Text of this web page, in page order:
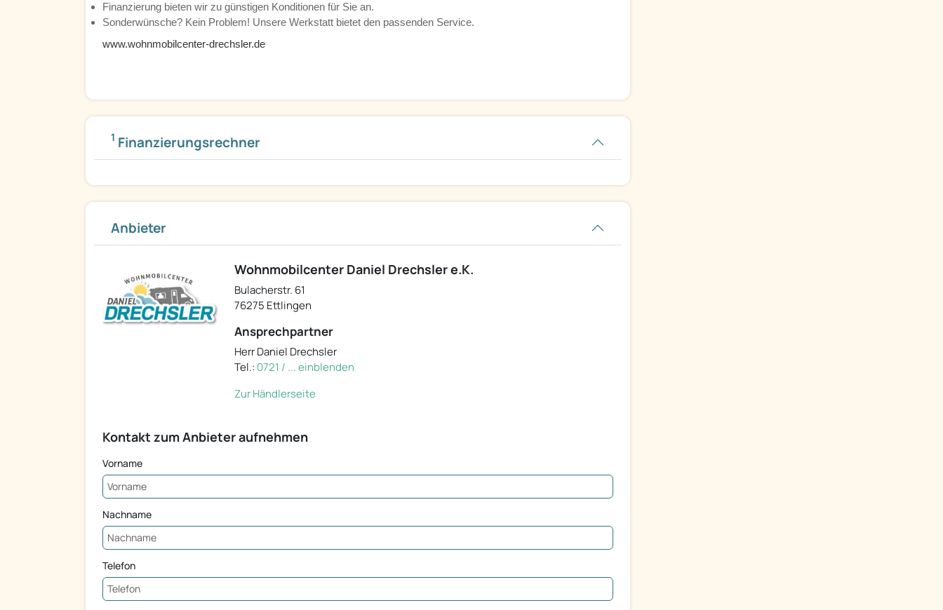
Finanzierung bieten wir zu günstigen Konditionen für Sie an.
Sonderwünsche? Kein Problem! Unsere Werkstatt bietet den passenden Service.
www.wohnmobilcenter-drechsler.de
1 Finanzierungsrechner
Anbieter
Wohnmobilcenter Daniel Drechsler e.K.
Bulacherstr. 61
76275 Ettlingen
Ansprechpartner
Herr Daniel Drechsler
Tel.: 0721 / ... einblenden
Zur Händlerseite
Kontakt zum Anbieter aufnehmen
Vorname
Nachname
Telefon